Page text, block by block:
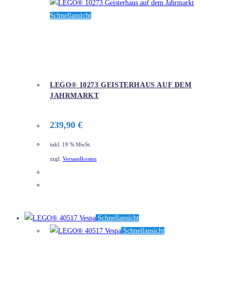
Schnellansicht
LEGO® 10273 GEISTERHAUS AUF DEM
JAHRMARKT
239,90 €
inkl. 19 % MwSt.
zzgl. Versandkosten
Schnellansicht
Schnellansicht